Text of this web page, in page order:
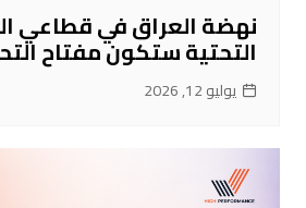
نهضة العراق في قطاعي
التحتية ستكون مفتاح
يوليو 12, 2026